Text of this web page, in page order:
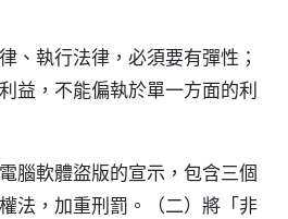
、執行法律，必須要有彈性；
益，不能偏執於單一方面的利
腦軟體盜版的宣示，包含三個
法，加重刑罰。（二）將「非